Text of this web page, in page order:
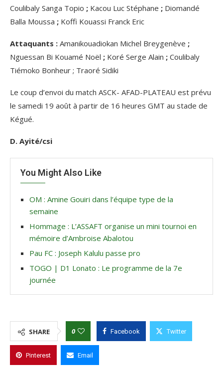
Coulibaly Sanga Topio ; Kacou Luc Stéphane ; Diomandé
Balla Moussa ; Koffi Kouassi Franck Eric
Attaquants : Amanikouadiokan Michel Breygenève ;
Nguessan Bi Kouamé Noël ; Koré Serge Alain ; Coulibaly
Tiémoko Bonheur ; Traoré Sidiki
Le coup d’envoi du match ASCK- AFAD-PLATEAU est prévu
le samedi 19 août à partir de 16 heures GMT au stade de
Kégué.
D. Ayité/csi
You Might Also Like
OM : Amine Gouiri dans l’équipe type de la
semaine
Hommage : L’ASSAFT organise un mini tournoi en
mémoire d’Ambroise Abalotou
Pau FC : Joseph Kalulu passe pro
TOGO | D1 Lonato : Le programme de la 7e
journée
SHARE 0 Facebook Twitter
Pinterest Email